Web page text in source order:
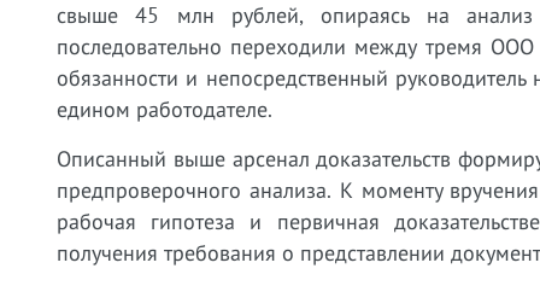
свыше 45 млн рублей, опираясь на
последовательно переходили между тремя
обязанности и непосредственный
едином работодателе.
Описанный выше арсенал доказательств
предпроверочного анализа. К моменту
рабочая гипотеза и первичная
получения требования о представлении